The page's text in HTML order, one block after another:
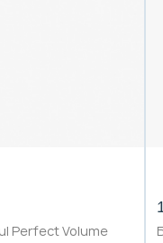
Perfect Volume